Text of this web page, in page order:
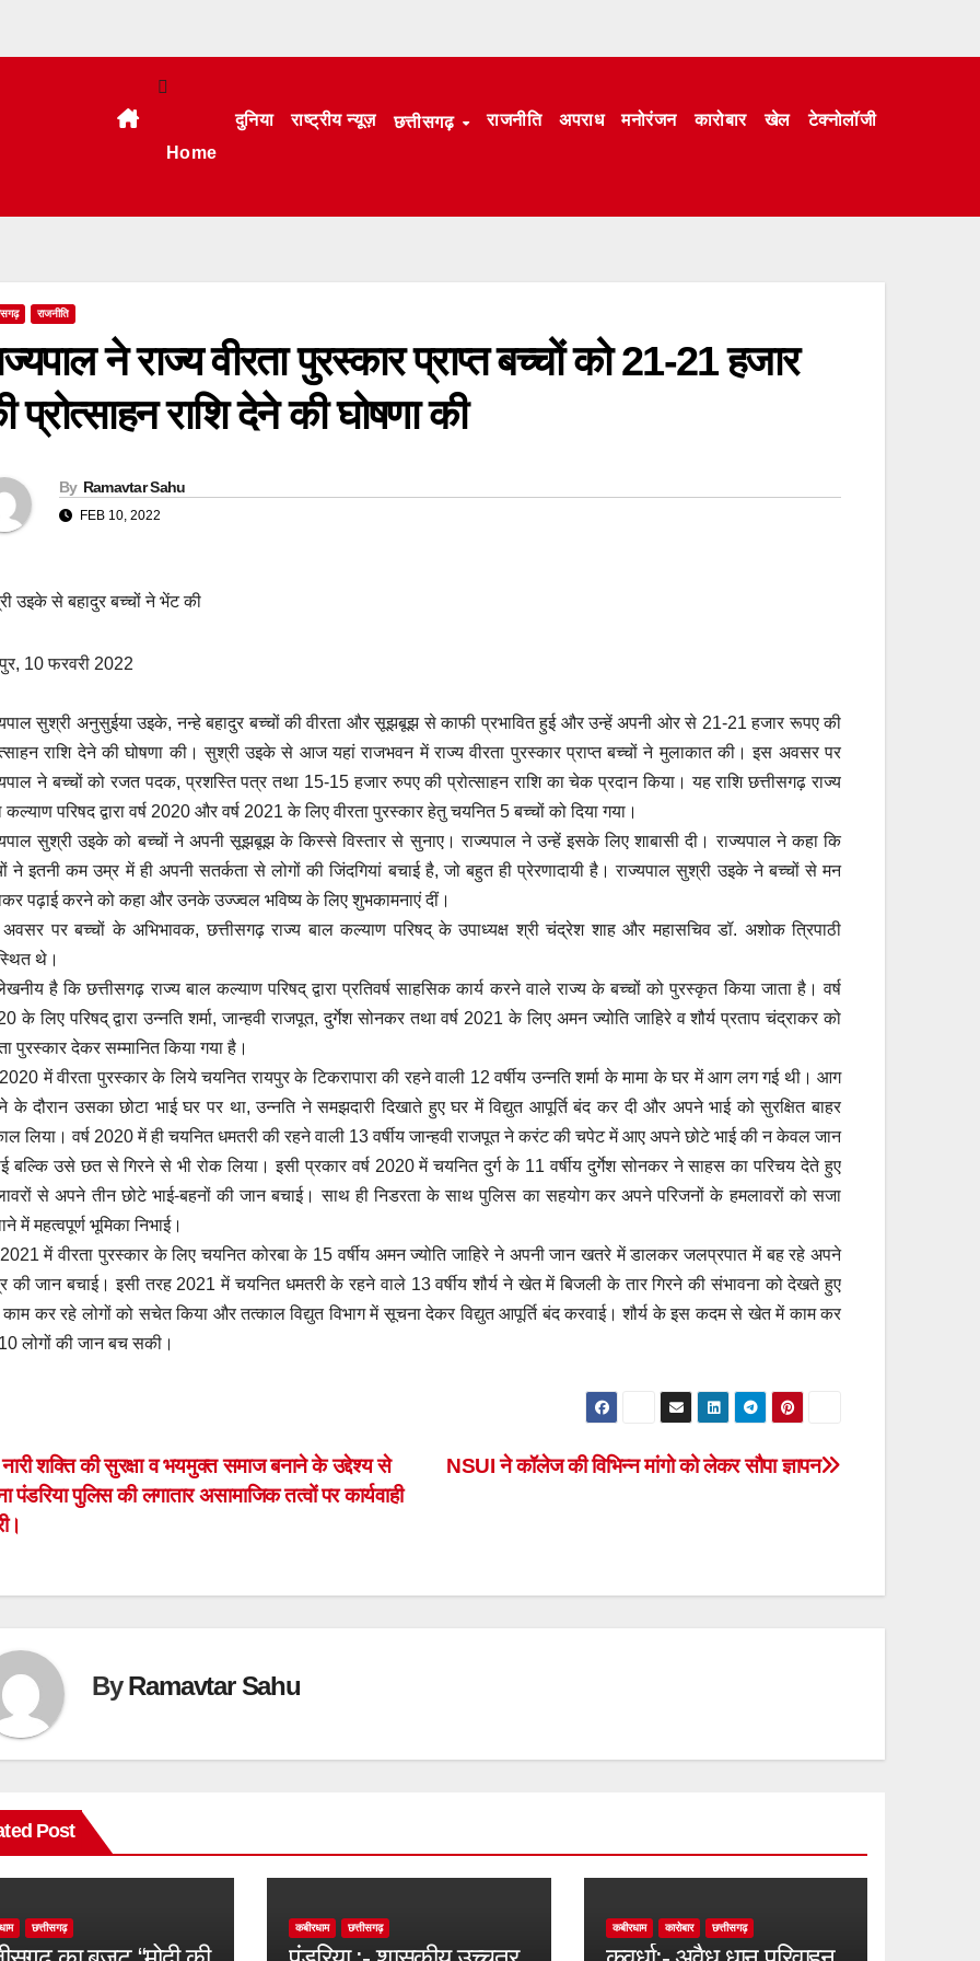
Home
दुनिया राष्ट्रीय न्यूज़ छत्तीसगढ़ राजनीति अपराध मनोरंजन कारोबार खेल टेक्नोलॉजी
राजनीति
ने राज्य वीरता पुरस्कार प्राप्त बच्चों को 21-21 हजार
प्रोत्साहन राशि देने की घोषणा की
By Ramavtar Sahu
FEB 10, 2022
उइके से बहादुर बच्चों ने भेंट की
10 फरवरी 2022
सुश्री अनुसुईया उइके, नन्हे बहादुर बच्चों की वीरता और सूझबूझ से काफी प्रभावित हुई और उन्हें अपनी ओर से 21-21 हजार रूपए की
राशि देने की घोषणा की। सुश्री उइके से आज यहां राजभवन में राज्य वीरता पुरस्कार प्राप्त बच्चों ने मुलाकात की। इस अवसर पर
ने बच्चों को रजत पदक, प्रशस्ति पत्र तथा 15-15 हजार रुपए की प्रोत्साहन राशि का चेक प्रदान किया। यह राशि छत्तीसगढ़ राज्य
कल्याण परिषद द्वारा वर्ष 2020 और वर्ष 2021 के लिए वीरता पुरस्कार हेतु चयनित 5 बच्चों को दिया गया।
सुश्री उइके को बच्चों ने अपनी सूझबूझ के किस्से विस्तार से सुनाए। राज्यपाल ने उन्हें इसके लिए शाबासी दी। राज्यपाल ने कहा कि
ने इतनी कम उम्र में ही अपनी सतर्कता से लोगों की जिंदगियां बचाई है, जो बहुत ही प्रेरणादायी है। राज्यपाल सुश्री उइके ने बच्चों से मन
पढ़ाई करने को कहा और उनके उज्ज्वल भविष्य के लिए शुभकामनाएं दीं।
पर बच्चों के अभिभावक, छत्तीसगढ़ राज्य बाल कल्याण परिषद् के उपाध्यक्ष श्री चंद्रेश शाह और महासचिव डॉ. अशोक त्रिपाठी
थे।
है कि छत्तीसगढ़ राज्य बाल कल्याण परिषद् द्वारा प्रतिवर्ष साहसिक कार्य करने वाले राज्य के बच्चों को पुरस्कृत किया जाता है। वर्ष
के लिए परिषद् द्वारा उन्नति शर्मा, जान्हवी राजपूत, दुर्गेश सोनकर तथा वर्ष 2021 के लिए अमन ज्योति जाहिरे व शौर्य प्रताप चंद्राकर को
पुरस्कार देकर सम्मानित किया गया है।
2020 में वीरता पुरस्कार के लिये चयनित रायपुर के टिकरापारा की रहने वाली 12 वर्षीय उन्नति शर्मा के मामा के घर में आग लग गई थी। आग
के दौरान उसका छोटा भाई घर पर था, उन्नति ने समझदारी दिखाते हुए घर में विद्युत आपूर्ति बंद कर दी और अपने भाई को सुरक्षित बाहर
लिया। वर्ष 2020 में ही चयनित धमतरी की रहने वाली 13 वर्षीय जान्हवी राजपूत ने करंट की चपेट में आए अपने छोटे भाई की न केवल जान
बल्कि उसे छत से गिरने से भी रोक लिया। इसी प्रकार वर्ष 2020 में चयनित दुर्ग के 11 वर्षीय दुर्गेश सोनकर ने साहस का परिचय देते हुए
से अपने तीन छोटे भाई-बहनों की जान बचाई। साथ ही निडरता के साथ पुलिस का सहयोग कर अपने परिजनों के हमलावरों को सजा
में महत्वपूर्ण भूमिका निभाई।
2021 में वीरता पुरस्कार के लिए चयनित कोरबा के 15 वर्षीय अमन ज्योति जाहिरे ने अपनी जान खतरे में डालकर जलप्रपात में बह रहे अपने
की जान बचाई। इसी तरह 2021 में चयनित धमतरी के रहने वाले 13 वर्षीय शौर्य ने खेत में बिजली के तार गिरने की संभावना को देखते हुए
काम कर रहे लोगों को सचेत किया और तत्काल विद्युत विभाग में सूचना देकर विद्युत आपूर्ति बंद करवाई। शौर्य के इस कदम से खेत में काम कर
लोगों की जान बच सकी।
NSUI ने कॉलेज की विभिन्न मांगो को लेकर सौपा ज्ञापन
नारी शक्ति की सुरक्षा व भयमुक्त समाज बनाने के उद्देश्य से
पंडरिया पुलिस की लगातार असामाजिक तत्वों पर कार्यवाही
ByRamavtar Sahu
Post
छत्तीसगढ़ कबीरधाम छत्तीसगढ़ कबीरधाम कारोबार छत्तीसगढ़